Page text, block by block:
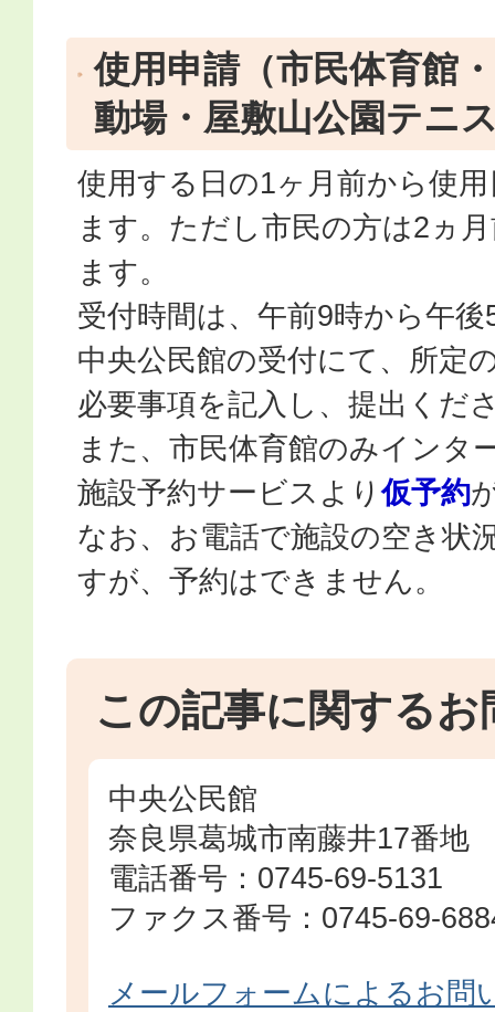
使用申請（市民体育館
動場・屋敷山公園テニ
使用する日の1ヶ月前から使
ます。ただし市民の方は2ヵ
ます。
受付時間は、午前9時から午
中央公民館の受付にて、所定
必要事項を記入し、提出くだ
また、市民体育館のみインタ
施設予約サービスより仮予約
なお、お電話で施設の空き状
すが、予約はできません。
この記事に関するお
中央公民館
奈良県葛城市南藤井17番地
電話番号：0745-69-5131
ファクス番号：0745-69-
メールフォームによるお問